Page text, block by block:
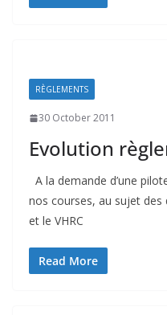
RÈGLEMENTS
30 October 2011
Evolution
A la demande d’une
nos courses, au sujet des
et le VHRC
Read More